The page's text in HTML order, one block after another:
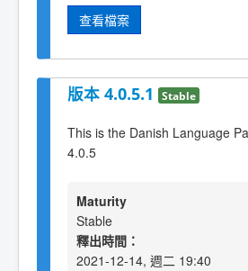
查看檔案
版本 4.0.5.1 Stable
This is the Danish Language
4.0.5
Maturity
Stable
釋出時間：
2021-12-14, 週二 19:40